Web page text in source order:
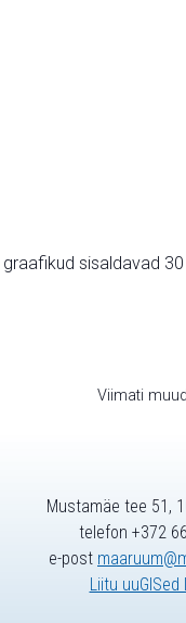
sisaldavad
Viimati
Mustamäe tee 51,
telefon +372
e-post
Liitu uuGISed